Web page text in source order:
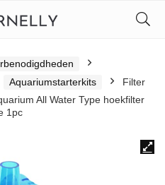
Aquariumstarterkits
Filter
All Water Type hoekfilter
1pc